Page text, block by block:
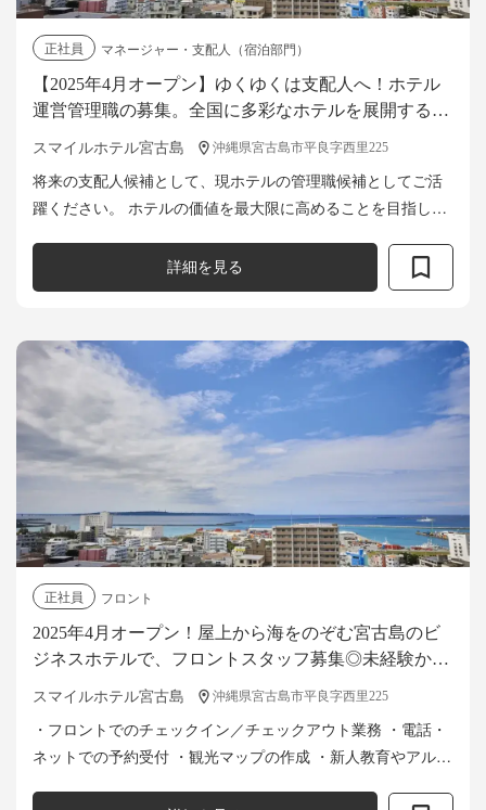
正社員
マネージャー・支配人（宿泊部門）
【2025年4月オープン】ゆくゆくは支配人へ！ホテル
運営管理職の募集。全国に多彩なホテルを展開する安
定企業で、腰を据えて成長を目指せる◎
スマイルホテル宮古島 沖縄県宮古島市平良字西里225
将来の支配人候補として、現ホテルの管理職候補としてご活
躍ください。 ホテルの価値を最大限に高めることを目指し
っていただけるホテルを作りましょ...
詳細を見る
正社員
フロント
2025年4月オープン！屋上から海をのぞむ宮古島のビ
ジネスホテルで、フロントスタッフ募集◎未経験から
のチャレンジも歓迎
スマイルホテル宮古島 沖縄県宮古島市平良字西里225
・フロントでのチェックイン／チェックアウト業務 ・電話・
ネットでの予約受付 ・観光マップの作成 ・新人教育やアルバ